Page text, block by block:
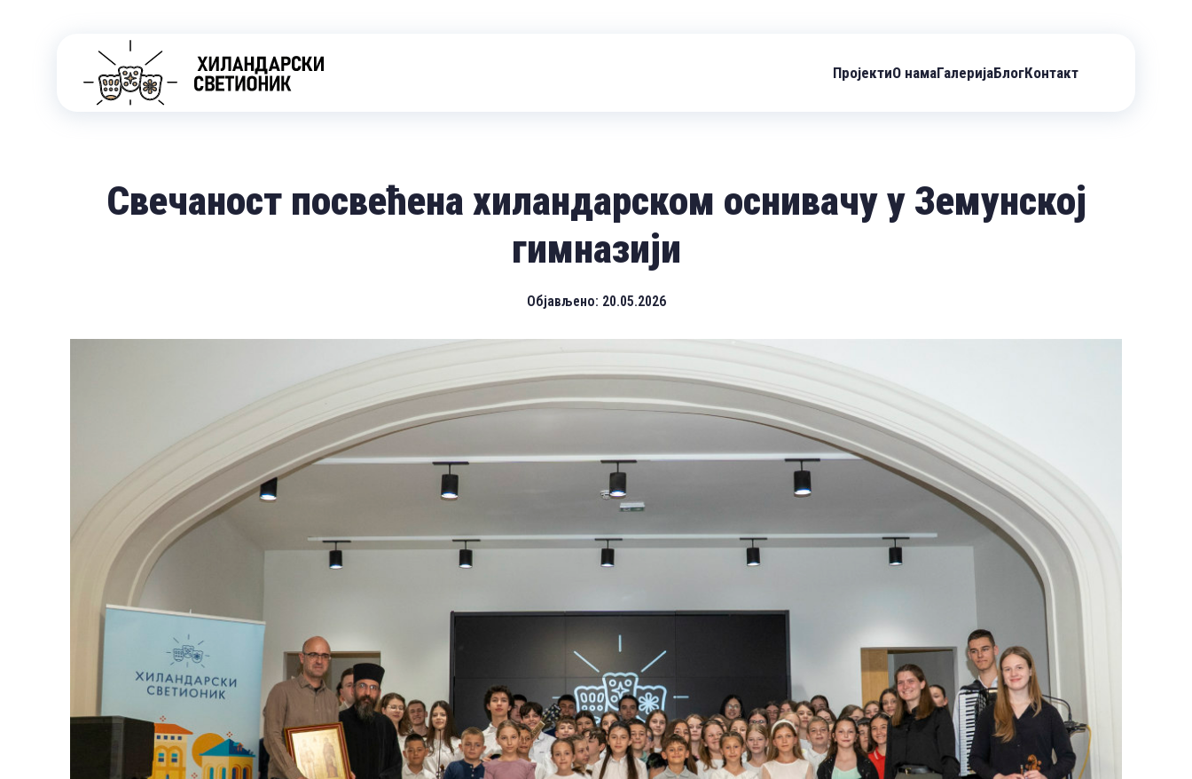
ПројектиО намаГалеријаБлогКонтакт
Свечаност посвећена хиландарском оснивачу у Земунској
гимназији
Објављено: 20.05.2026